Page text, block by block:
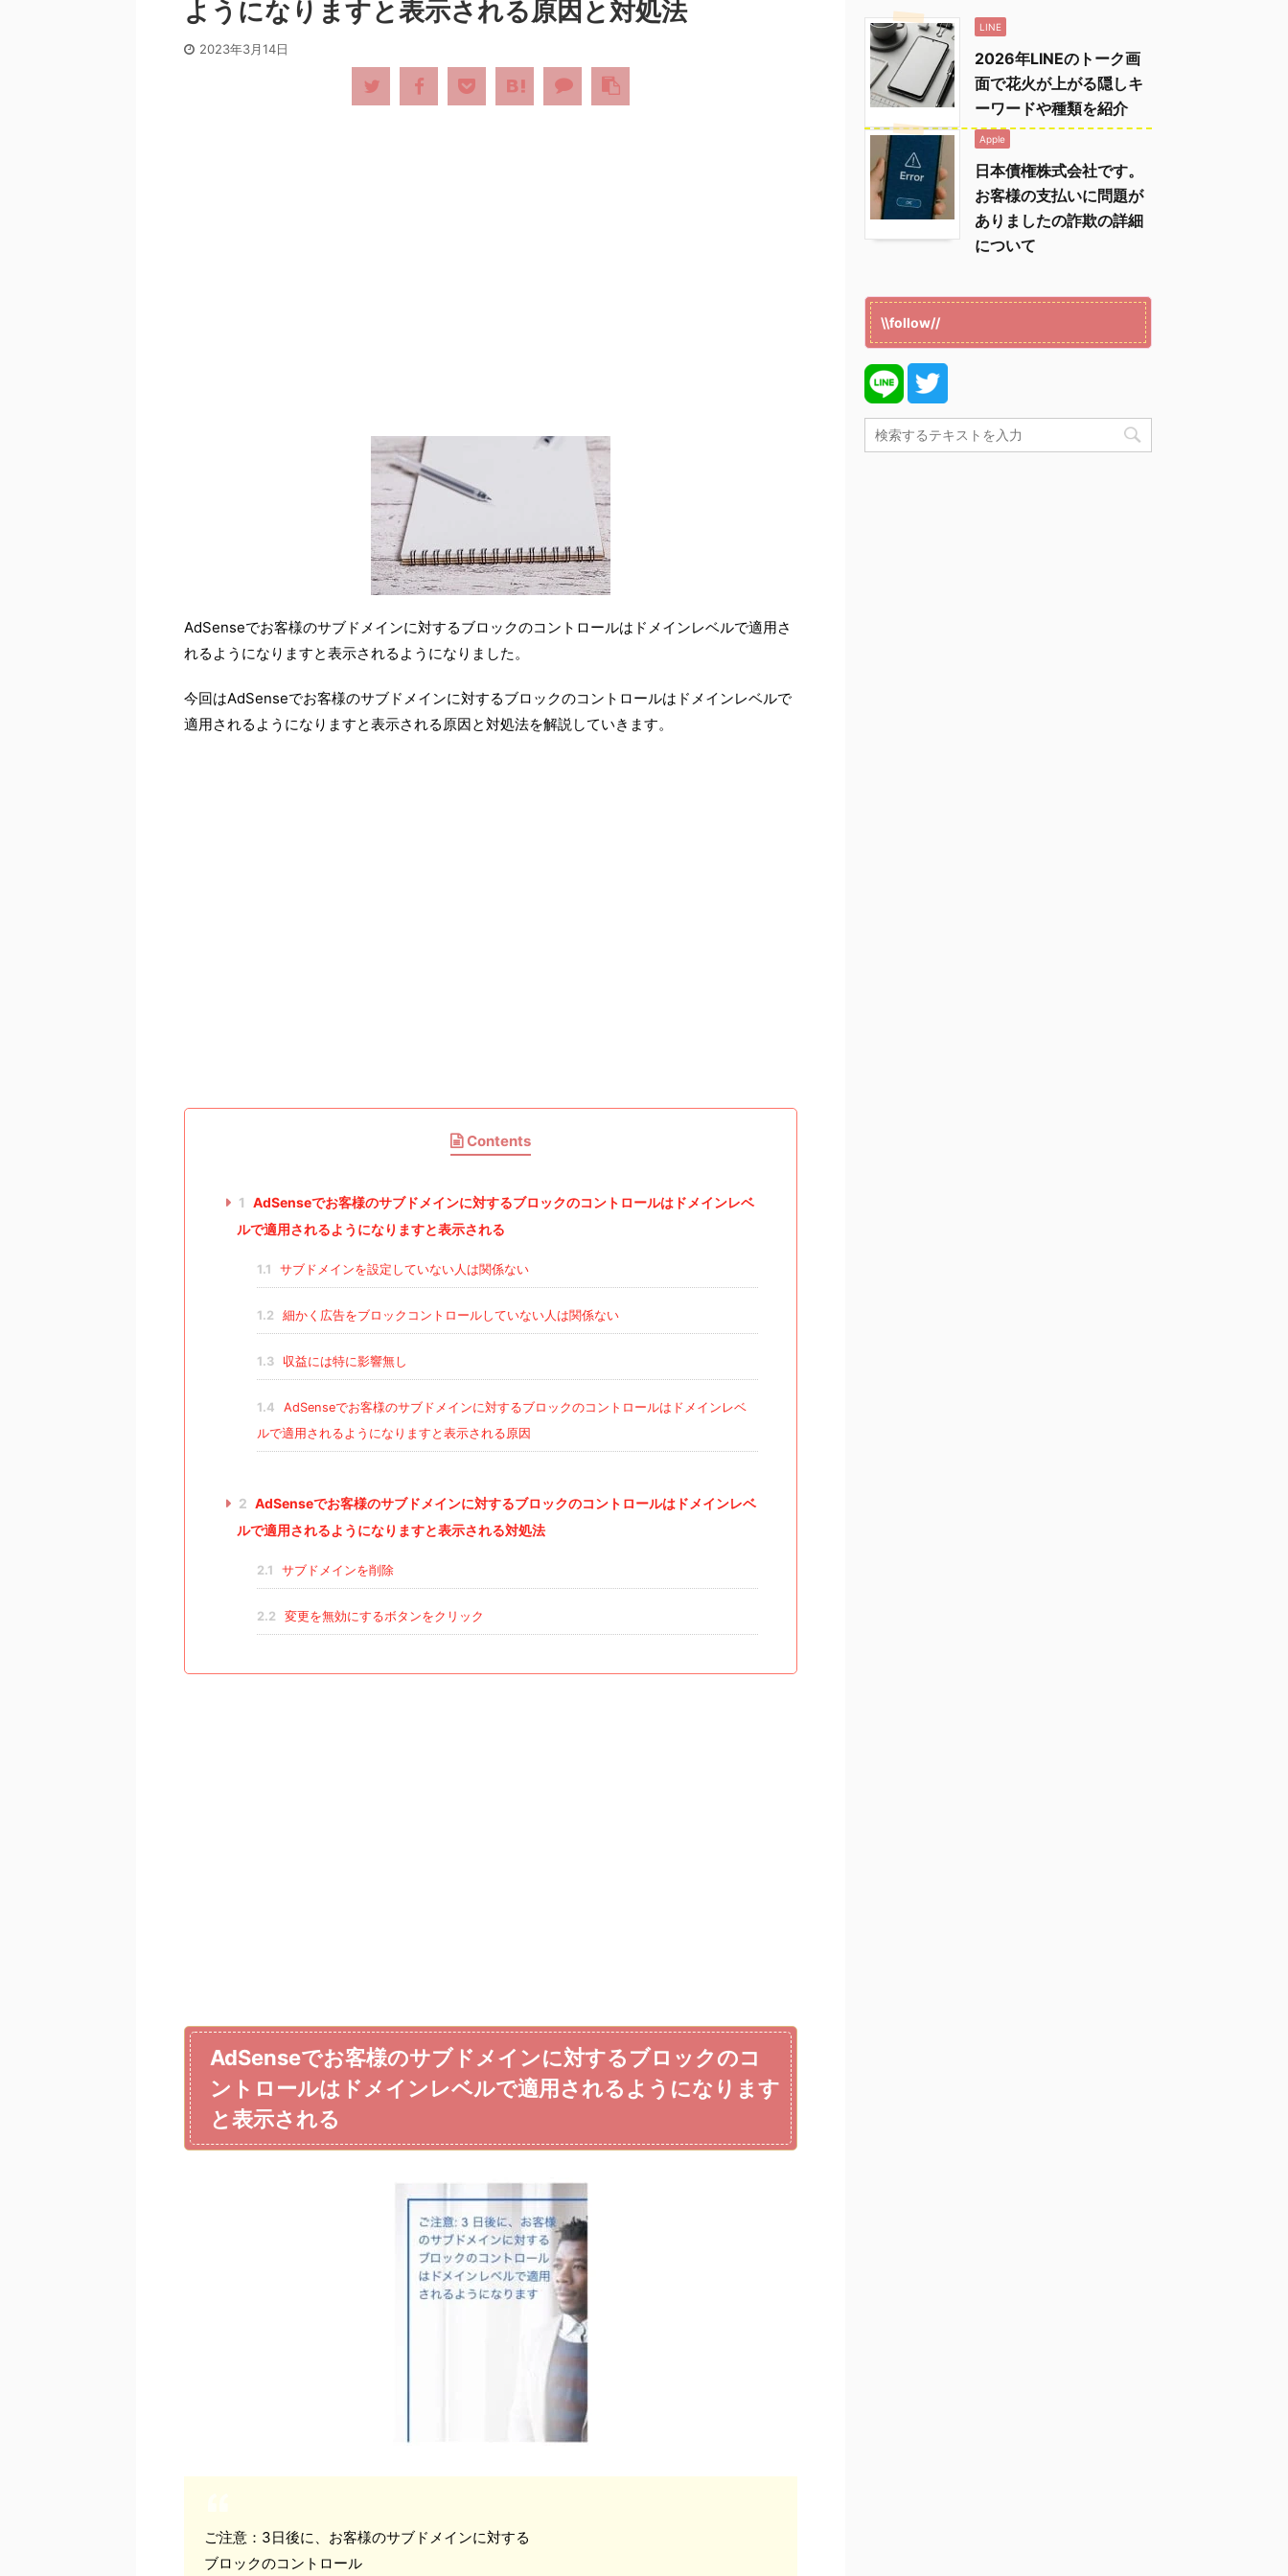
ようになりますと表示される原因と対処法
2023年3月14日
AdSenseでお客様のサブドメインに対するブロックのコントロールはドメインレベルで適用さ
れるようになりますと表示されるようになりました。
今回はAdSenseでお客様のサブドメインに対するブロックのコントロールはドメインレベルで
適用されるようになりますと表示される原因と対処法を解説していきます。
Contents
1 AdSenseでお客様のサブドメインに対するブロックのコントロールはドメインレベ
ルで適用されるようになりますと表示される
1.1 サブドメインを設定していない人は関係ない
1.2 細かく広告をブロックコントロールしていない人は関係ない
1.3 収益には特に影響無し
1.4
AdSenseでお客様のサブドメインに対するブロックのコントロールはドメインレベ
ルで適用されるようになりますと表示される原因
2 AdSenseでお客様のサブドメインに対するブロックのコントロールはドメインレベ
ルで適用されるようになりますと表示される対処法
2.1 サブドメインを削除
2.2 変更を無効にするボタンをクリック
AdSenseでお客様のサブドメインに対するブロックのコ
ントロールはドメインレベルで適用されるようになります
と表示される
ご注意：3日後に、お客様のサブドメインに対する
ブロックのコントロール
LINE
2026年LINEのトーク画
面で花火が上がる隠しキ
ーワードや種類を紹介
Apple
日本債権株式会社です。
お客様の支払いに問題が
ありましたの詐欺の詳細
について
\\follow//